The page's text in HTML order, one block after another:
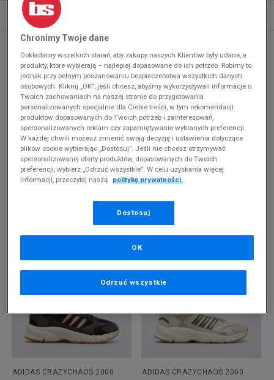
Sortuj
REKOMENDOWANE
ADIDAS CRAZYCHAOS 2000 ADIDAS CRAZYCHAOS 2000
200 zł
ADIDAS CRAZYCHAOS 2000 ADIDAS CRAZYCHAOS 2000
Chronimy Twoje dane
Dokładamy wszelkich starań, aby zakupy naszych Klientów były udane, a
produkty, które wybierają – najlepiej dopasowane do ich potrzeb. Robimy to
jednak przy pełnym poszanowaniu bezpieczeństwa wszystkich danych
osobowych. Kliknij „OK”, jeśli chcesz, abyśmy wykorzystywali informacje o
Twoich zachowaniach na naszej stronie do przygotowania
personalizowanych specjalnie dla Ciebie treści, w tym rekomendacji
produktów dopasowanych do Twoich potrzeb i zainteresowań,
spersonalizowanych reklam czy zapamiętywanie wybranych preferencji.
W każdej chwili możesz zmienić swoją decyzję i ustawienia dotyczące
plików cookie wybierając „Dostosuj”. Jeśli nie chcesz otrzymywać
spersonalizowanej oferty produktów, dopasowanych do Twoich
preferencji, wybierz „Odrzuć wszystkie”. W celu uzyskania więcej
informacji, przeczytaj naszą
politykę prywatności.
Dostosuj
Odrzuć wszystkie
OK